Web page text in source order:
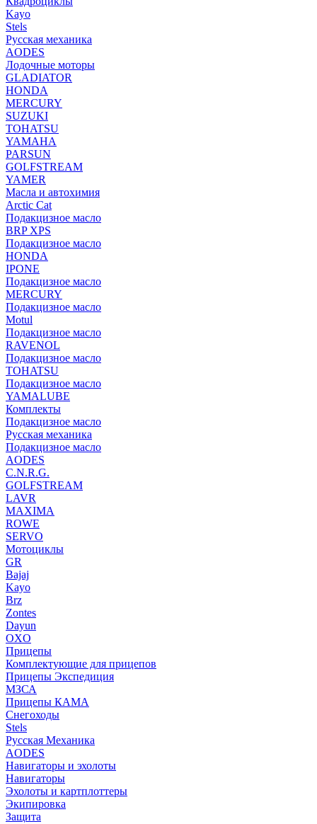
Kayo
Stels
Русская механика
AODES
Лодочные моторы
GLADIATOR
HONDA
MERCURY
SUZUKI
TOHATSU
YAMAHA
PARSUN
GOLFSTREAM
YAMER
Масла и автохимия
Arctic Cat
Подакцизное масло
BRP XPS
Подакцизное масло
HONDA
IPONE
Подакцизное масло
MERCURY
Подакцизное масло
Motul
Подакцизное масло
RAVENOL
Подакцизное масло
TOHATSU
Подакцизное масло
YAMALUBE
Комплекты
Подакцизное масло
Русская механика
Подакцизное масло
AODES
C.N.R.G.
GOLFSTREAM
LAVR
MAXIMA
ROWE
SERVO
Мотоциклы
GR
Bajaj
Kayo
Brz
Zontes
Dayun
OXO
Прицепы
Комплектующие для прицепов
Прицепы Экспедиция
МЗСА
Прицепы КАМА
Снегоходы
Stels
Русская Механика
AODES
Навигаторы и эхолоты
Навигаторы
Эхолоты и картплоттеры
Экипировка
Защита